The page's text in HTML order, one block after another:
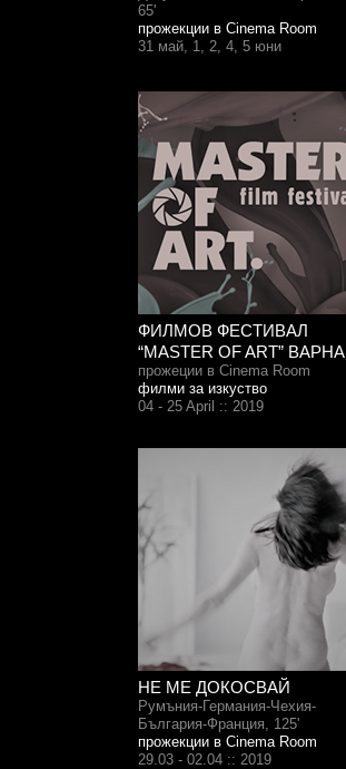
65'
прожекции в Cinema Room
31 май, 1, 2, 4, 5 юни
ФИЛМОВ ФЕСТИВАЛ
“MASTER OF ART” ВАРНА
прожеции в Cinema Room
филми за изкуство
04 - 25 April :: 2019
НЕ МЕ ДОКОСВАЙ
Румъния-Германия-Чехия-
България-Франция, 125'
прожекции в Cinema Room
29.03 - 02.04 :: 2019